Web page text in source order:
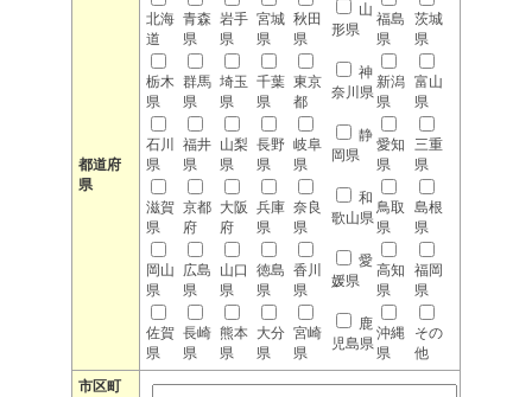
都道府
県
北海
道
青森
県
岩手
県
宮城
県
秋田
県
山
形県
福島
県
茨城
県
栃木
県
群馬
県
埼玉
県
千葉
県
東京
都
神
奈川県
新潟
県
富山
県
石川
県
福井
県
山梨
県
長野
県
岐阜
県
静
岡県
愛知
県
三重
県
滋賀
県
京都
府
大阪
府
兵庫
県
奈良
県
和
歌山県
鳥取
県
島根
県
岡山
県
広島
県
山口
県
徳島
県
香川
県
愛
媛県
高知
県
福岡
県
佐賀
県
長崎
県
熊本
県
大分
県
宮崎
県
鹿
児島県
沖縄
県
その
他
市区町